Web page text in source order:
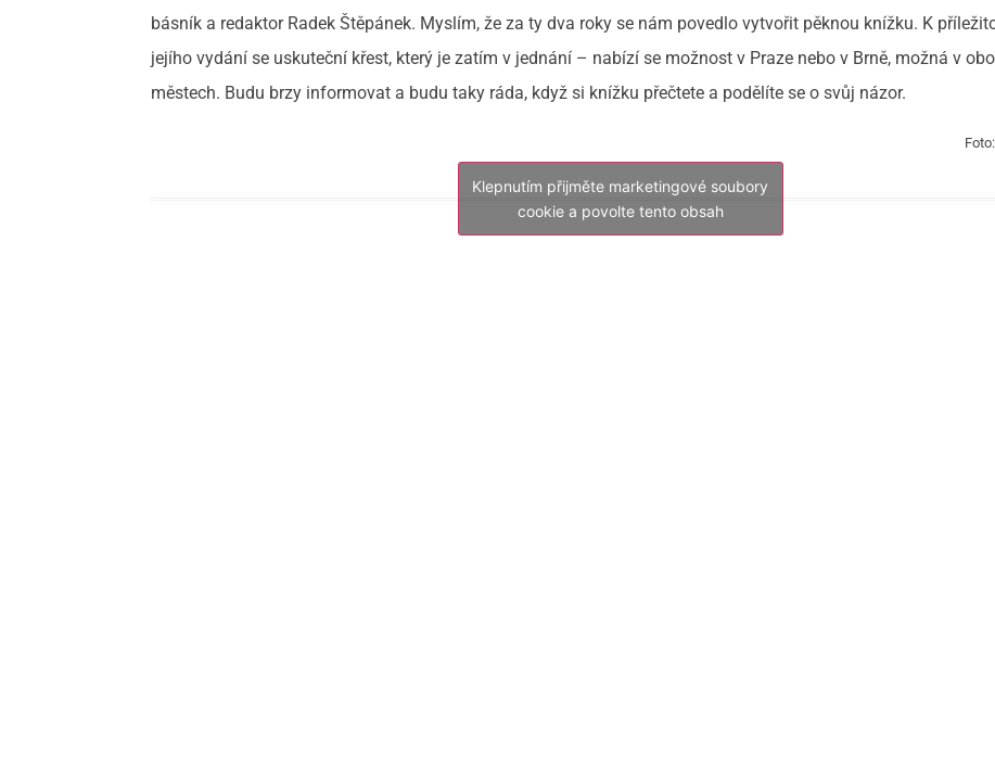
básník a redaktor Radek Štěpánek. Myslím, že za ty dva roky se nám povedlo vytvořit pěknou knížku. K
jejího vydání se uskuteční křest, který je zatím v jednání – nabízí se možnost v Praze nebo v Brně, možná v
městech. Budu brzy informovat a budu taky ráda, když si knížku přečtete a podělíte se o svůj názor.
Klepnutím přijměte marketingové soubory
cookie a povolte tento obsah